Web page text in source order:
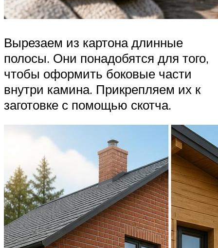
Вырезаем из картона длинные
полосы. Они понадобятся для того,
чтобы оформить боковые части
внутри камина. Прикрепляем их к
заготовке с помощью скотча.